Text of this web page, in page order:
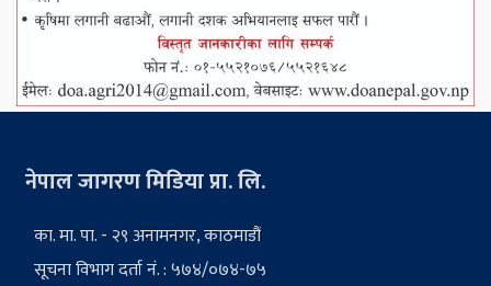
नेपाल जागरण मिडिया प्रा. लि.
का. मा. पा. - २९ अनामनगर, काठमाडौं
सूचना विभाग दर्ता नं. : ५७४/०७४-७५